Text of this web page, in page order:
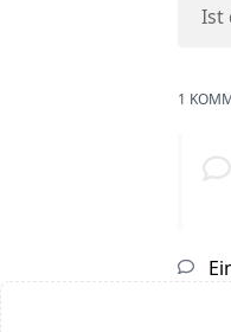
Ist
1